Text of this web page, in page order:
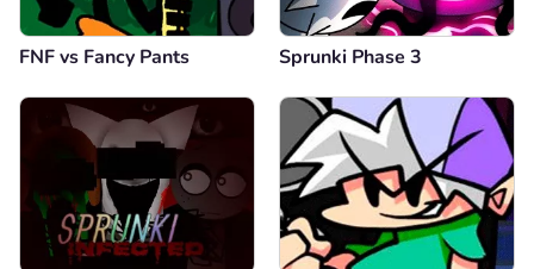
FNF vs Fancy Pants Sprunki Phase 3